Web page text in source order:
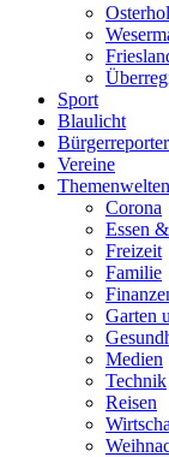
Sport
Blaulicht
Bürgerreporter
Vereine
Themenwelten
Corona
Essen
Freizeit
Familie
Garten
Medien
Technik
Reisen